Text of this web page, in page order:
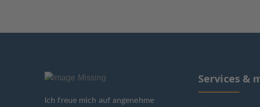
Ich freue mich auf angenehme
Services &